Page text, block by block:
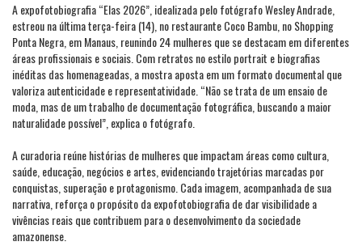
A expofotobiografia “Elas 2026”, idealizada pelo fotógrafo Wesley Andrade,
estreou na última terça-feira (14), no restaurante Coco Bambu, no Shopping
Ponta Negra, em Manaus, reunindo 24 mulheres que se destacam em diferentes
áreas profissionais e sociais. Com retratos no estilo portrait e biografias
inéditas das homenageadas, a mostra aposta em um formato documental que
valoriza autenticidade e representatividade. “Não se trata de um ensaio de
moda, mas de um trabalho de documentação fotográfica, buscando a maior
naturalidade possível”, explica o fotógrafo.
A curadoria reúne histórias de mulheres que impactam áreas como cultura,
saúde, educação, negócios e artes, evidenciando trajetórias marcadas por
conquistas, superação e protagonismo. Cada imagem, acompanhada de sua
narrativa, reforça o propósito da expofotobiografia de dar visibilidade a
vivências reais que contribuem para o desenvolvimento da sociedade
amazonense.